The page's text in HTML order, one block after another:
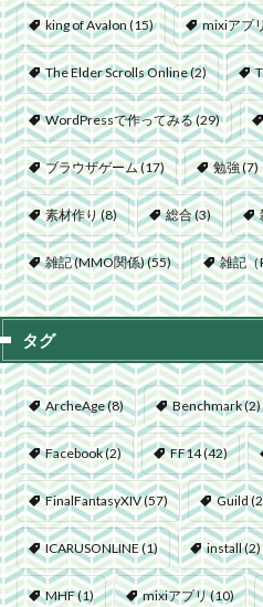
king of Avalon(15) mixiアプ
The Elder Scrolls Online(2)
WordPressで作ってみる(29)
ブラウザゲーム(17) 勉強(7)
素材作り(8) 総合(3)
雑記 (MMO関係)(55) 雑記（
タグ
ArcheAge(8) Benchmark(2)
Facebook(2) FF14(42)
FinalFantasyXIV(57) Guild
ICARUSONLINE(1) install(2)
MHF(1) mixiアプリ(10)